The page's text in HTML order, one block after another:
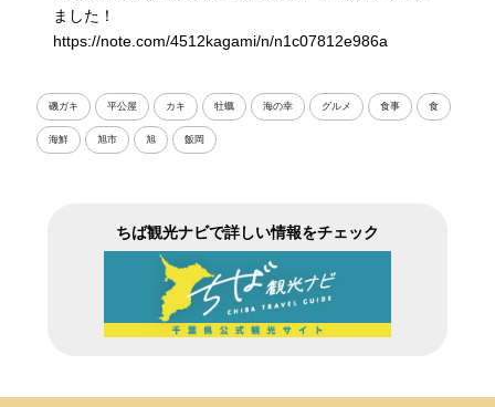
ました！
https://note.com/4512kagami/n/n1c07812e986a
磯ガキ 平公屋 カキ 牡蠣 海の幸 グルメ 食事 食
海鮮 旭市 旭 飯岡
ちば観光ナビで詳しい情報をチェック